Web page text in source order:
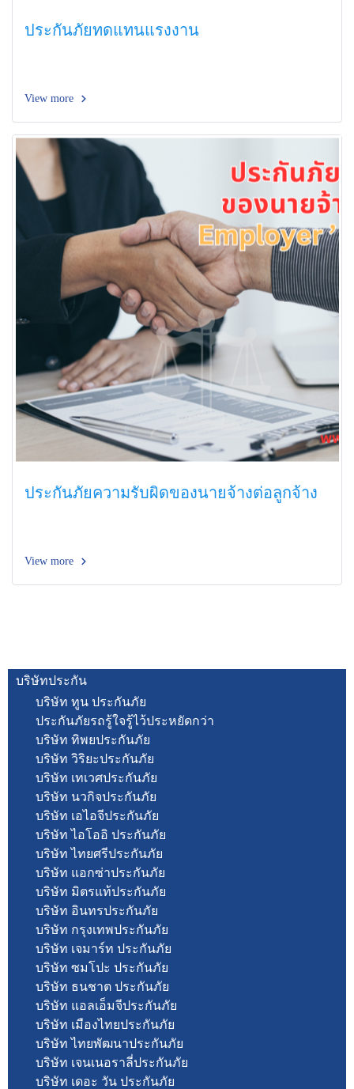
ประกันภัยทดแทนแรงงาน
View more
ประกันภัยความรับผิดของนายจ้างต่อลูกจ้าง
View more
บริษัทประกัน
บริษัท ทูน ประกันภัย
ประกันภัยรถรู้ใจรู้ไว้ประหยัดกว่า
บริษัท ทิพยประกันภัย
บริษัท วิริยะประกันภัย
บริษัท เทเวศประกันภัย
บริษัท นวกิจประกันภัย
บริษัท เอไอจีประกันภัย
บริษัท ไอโออิ ประกันภัย
บริษัท ไทยศรีประกันภัย
บริษัท แอกซ่าประกันภัย
บริษัท มิตรแท้ประกันภัย
บริษัท อินทรประกันภัย
บริษัท กรุงเทพประกันภัย
บริษัท เจมาร์ท ประกันภัย
บริษัท ซมโปะ ประกันภัย
บริษัท ธนชาต ประกันภัย
บริษัท แอลเอ็มจีประกันภัย
บริษัท เมืองไทยประกันภัย
บริษัท ไทยพัฒนาประกันภัย
บริษัท เจนเนอราลี่ประกันภัย
บริษัท เดอะ วัน ประกันภัย